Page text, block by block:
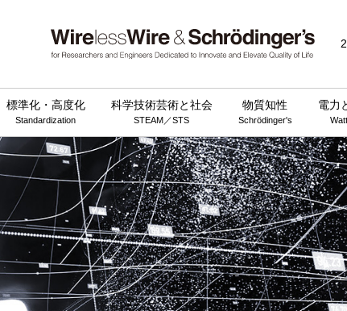
標準化・高度化
Standardization
科学技術芸術と社会
STEAM／STS
物質知性
Schrödinger's
電力